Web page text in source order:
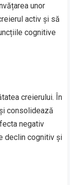
unor
activ și să
cognitive
creierului. În
consolidează
negativ
declin cognitiv și